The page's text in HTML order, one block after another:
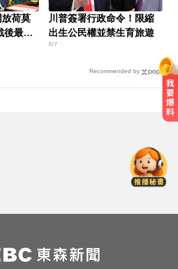
放荷莫
後最大
川普簽署行政命令！限縮
出生公民權並禁生育旅遊
8/7
Recommended by
育旅遊
發燒狂拉！男竟罹傷寒 醫
爆敗血症